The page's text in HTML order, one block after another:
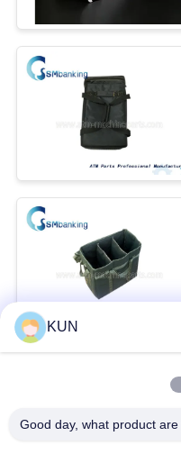
PRIVACY
POLICY
KUN
Good day, what product